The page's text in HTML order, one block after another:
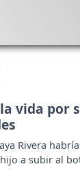
vida por
Rivera
a subir al